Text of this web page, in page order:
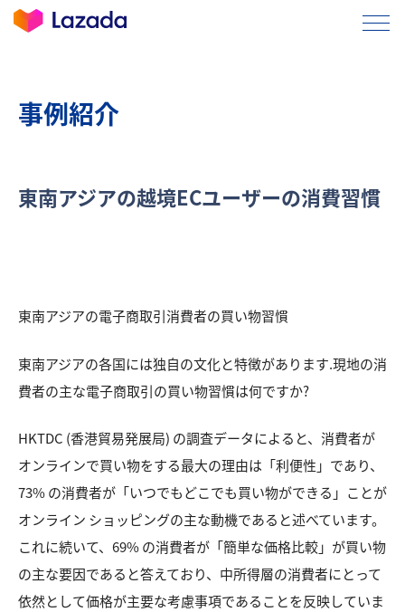
事例紹介
東南アジアの越境ECユーザーの消費習慣
東南アジアの電子商取引消費者の買い物習慣
東南アジアの各国には独自の文化と特徴があります.現地の消
費者の主な電子商取引の買い物習慣は何ですか?
HKTDC (香港貿易発展局) の調査データによると、消費者が
オンラインで買い物をする最大の理由は「利便性」であり、
73% の消費者が「いつでもどこでも買い物ができる」ことが
オンライン ショッピングの主な動機であると述べています。
これに続いて、69% の消費者が「簡単な価格比較」が買い物
の主な要因であると答えており、中所得層の消費者にとって
依然として価格が主要な考慮事項であることを反映していま